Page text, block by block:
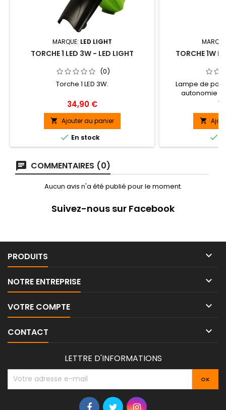
MARQUE: LED LIGHT
TORCHE 1 LED 3W - LED LIGHT
(0)
Torche 1 LED 3W.
Prix
34,90 €
 Ajouter au panier
 En stock
TORCHE 1W
Lampe de
autonomie


COMMENTAIRES (0)
Aucun avis n'a été publié pour le moment.
Suivez-nous sur Facebook
PRODUITS 
NOTRE ENTREPRISE 
VOTRE COMPTE 
CONTACT 
LETTRE D'INFORMATIONS